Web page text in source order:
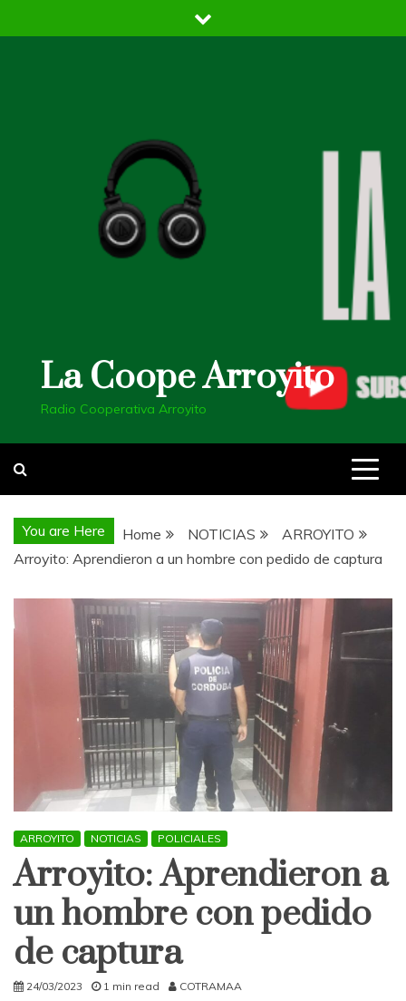
to
La Coope Arroyito
Radio Cooperativa Arroyito
You are Here Home NOTICIAS
ARROYITO
Arroyito: Aprendieron a un hombre con pedido de captura
ARROYITO NOTICIAS POLICIALES
Arroyito: Aprendieron a
un hombre con pedido
de captura
24/03/2023 1 min read COTRAMAA